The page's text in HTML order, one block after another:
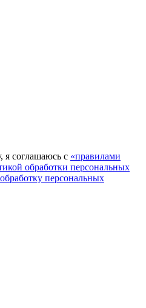
я соглашаюсь с «правилами
обработки персональных
персональных